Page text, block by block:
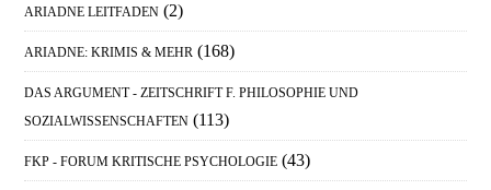
ARIADNE LEITFADEN (2)
ARIADNE: KRIMIS & MEHR (168)
DAS ARGUMENT - ZEITSCHRIFT F. PHILOSOPHIE UND
SOZIALWISSENSCHAFTEN (113)
FKP - FORUM KRITISCHE PSYCHOLOGIE (43)